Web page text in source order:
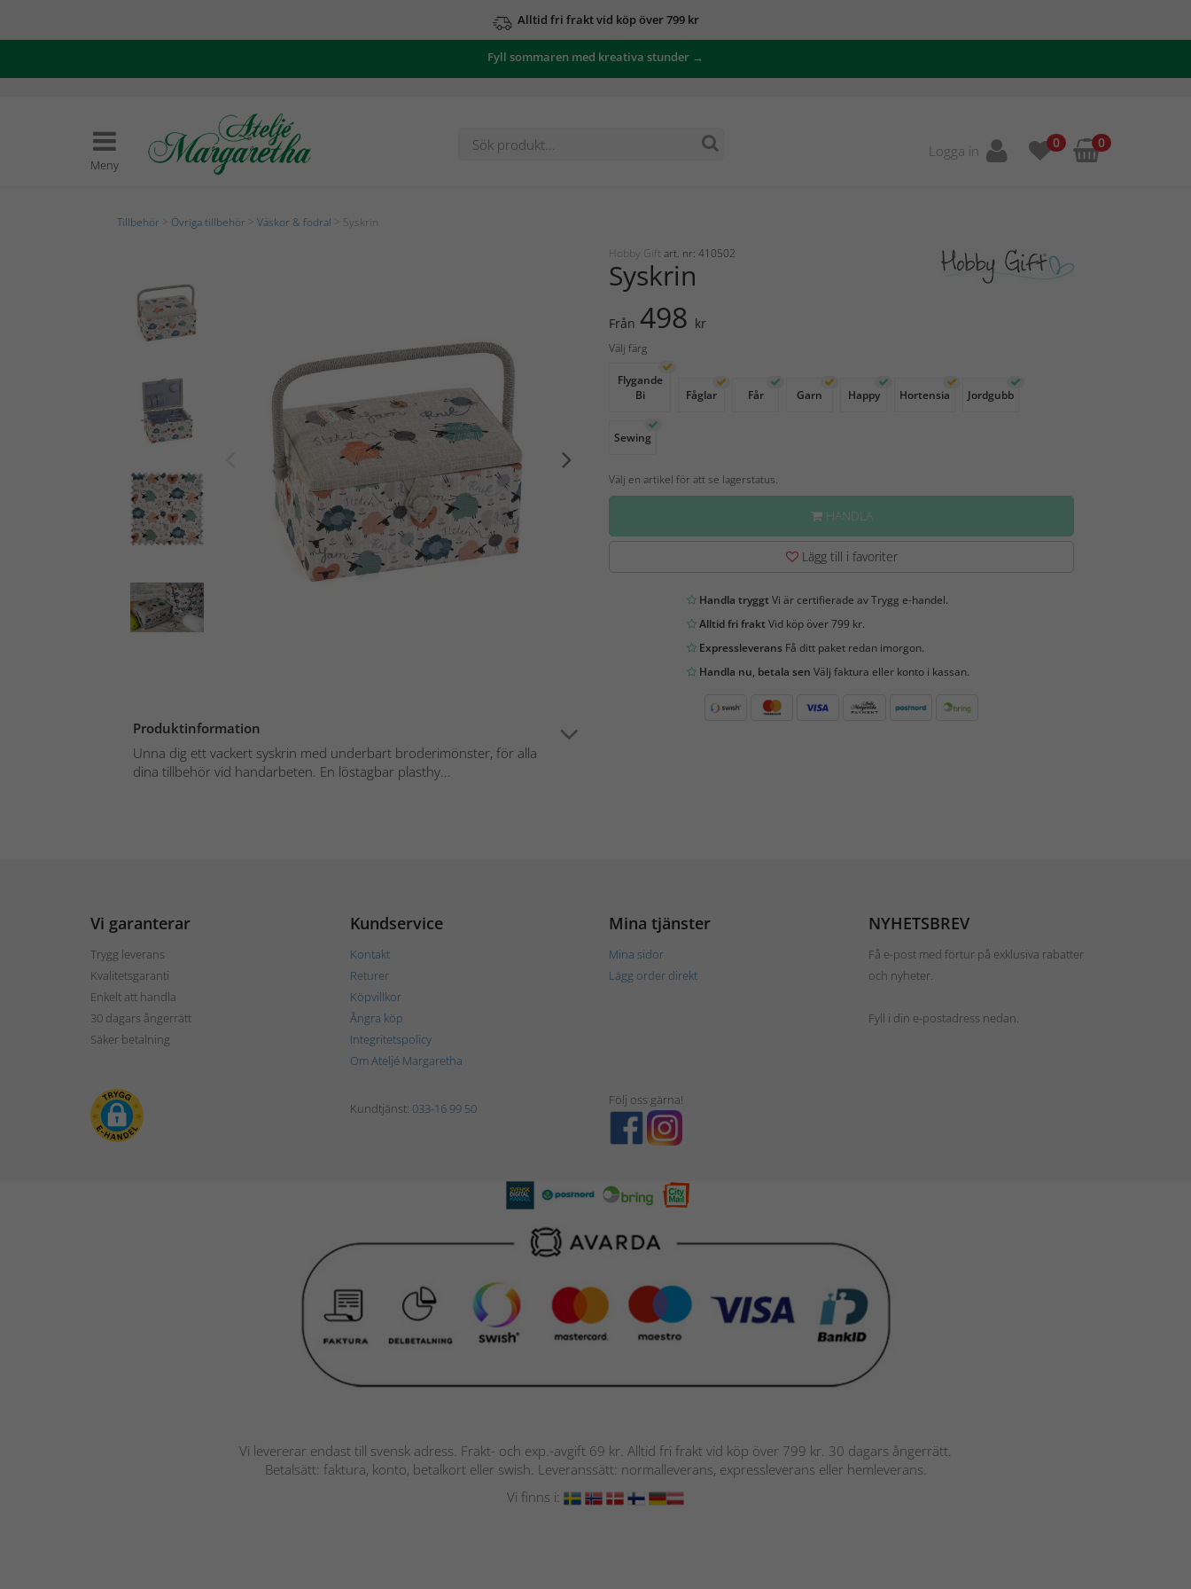
Alltid fri frakt vid köp över 799 kr
Fyll sommaren med kreativa stunder →
Meny
Logga in 0 0
Tillbehör Övriga tillbehör Väskor & fodral > Syskrin
Produktinformation
Unna dig ett vackert syskrin med underbart broderimönster, för alla
dina tillbehör vid handarbeten. En löstagbar plasthy...
Hobby Gift art. nr: 410502
Syskrin
Från 498 kr
Välj färg
Flygande
Bi
Fåglar Får Garn Happy Hortensia Jordgubb
Sewing
Välj en artikel för att se lagerstatus.
HANDLA
Lägg till i favoriter
Handla tryggtVi är certifierade av Trygg e-handel.
Alltid fri fraktVid köp över 799 kr.
ExpressleveransFå ditt paket redan imorgon.
Handla nu, betala sen Välj faktura eller konto i kassan.
Vi garanterar
Trygg leverans
Kvalitetsgaranti
Enkelt att handla
30 dagars ångerrätt
Säker betalning
Kundservice
Kontakt
Returer
Köpvillkor
Ångra köp
Integritetspolicy
Om Ateljé Margaretha
Mina tjänster
Mina sidor
Lägg order direkt
NYHETSBREV
Få e-post med förtur på exklusiva rabatter
och nyheter.
Fyll i din e-postadress nedan.
Kundtjänst: 033-16 99 50
Följ oss gärna!
Vi levererar endast till svensk adress. Frakt- och exp.-avgift 69 kr. Alltid fri frakt vid köp över 799 kr. 30 dagars ångerrätt.
Betalsätt: faktura, konto, betalkort eller swish. Leveranssätt: normalleverans, expressleverans eller hemleverans.
Vi finns i: